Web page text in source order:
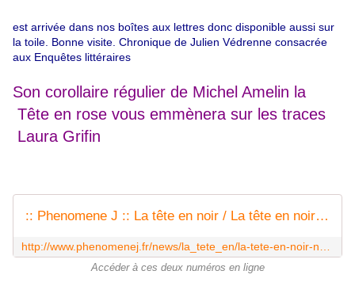
est arrivée dans nos boîtes aux lettres donc disponible aussi sur
la toile. Bonne visite. Chronique de Julien Védrenne consacrée
aux Enquêtes littéraires
Son corollaire régulier de Michel Amelin la
Tête en rose vous emmènera sur les traces
Laura Grifin
:: Phenomene J :: La tête en noir / La tête en noir N°187 Ma que calor !
Accéder à ces deux numéros en ligne